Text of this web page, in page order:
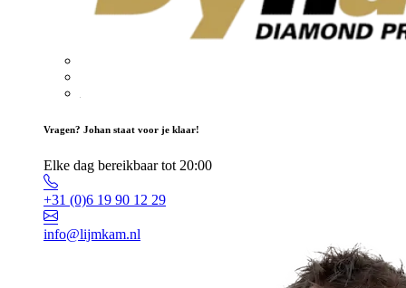
Vragen? Johan staat voor je klaar!
Elke dag bereikbaar tot 20:00
+31 (0)6 19 90 12 29
info@lijmkam.nl